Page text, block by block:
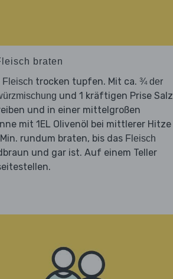
braten
Fleisch trocken tupfen. Mit ca. ¾ der
und 1 kräftigen Prise Salz
und in einer mittelgroßen
mit 1EL Olivenöl bei mittlerer Hitze
rundum braten, bis das Fleisch
und gar ist. Auf einem Teller